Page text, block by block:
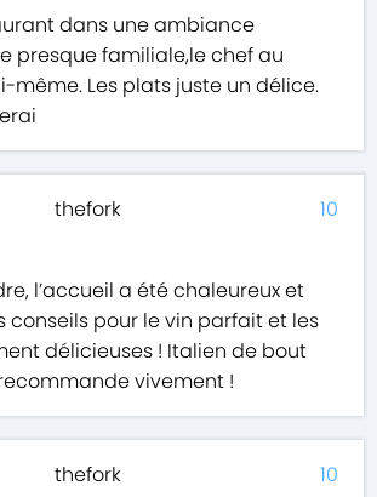
dans une ambiance
presque familiale,le chef au
même. Les plats juste un délice.
thefork
l’accueil a été chaleureux et
conseils pour le vin parfait et les
délicieuses ! Italien de bout
vivement !
10
thefork 10